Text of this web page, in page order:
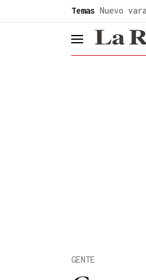
Temas Nuevo
header.menu.open
GENTE